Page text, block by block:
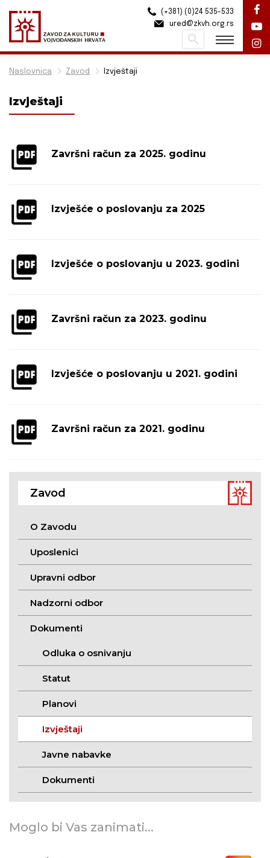
Naslovnica Zavod Izvještaji
Izvještaji
Završni račun za 2025. godinu
Izvješće o poslovanju za 2025
Izvješće o poslovanju u 2023. godini
Završni račun za 2023. godinu
Izvješće o poslovanju u 2021. godini
Završni račun za 2021. godinu
Zavod
O Zavodu
Uposlenici
Upravni odbor
Nadzorni odbor
Dokumenti
Odluka o osnivanju
Statut
Planovi
Izvještaji
Javne nabavke
Dokumenti
Moglo bi Vas zanimati...
(+381) (0)24 535-533
ured@zkvh.org.rs
Pretraži